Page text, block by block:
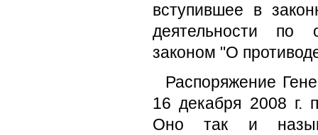
вступившее в
деятельности по
законом "О
Распоряжение
16 декабря 2008 г.
Оно так и